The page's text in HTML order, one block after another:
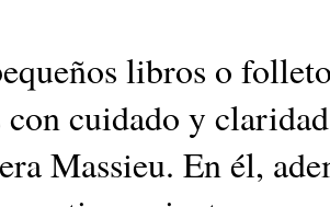
libros o
con cuidado y
Massieu. En él,